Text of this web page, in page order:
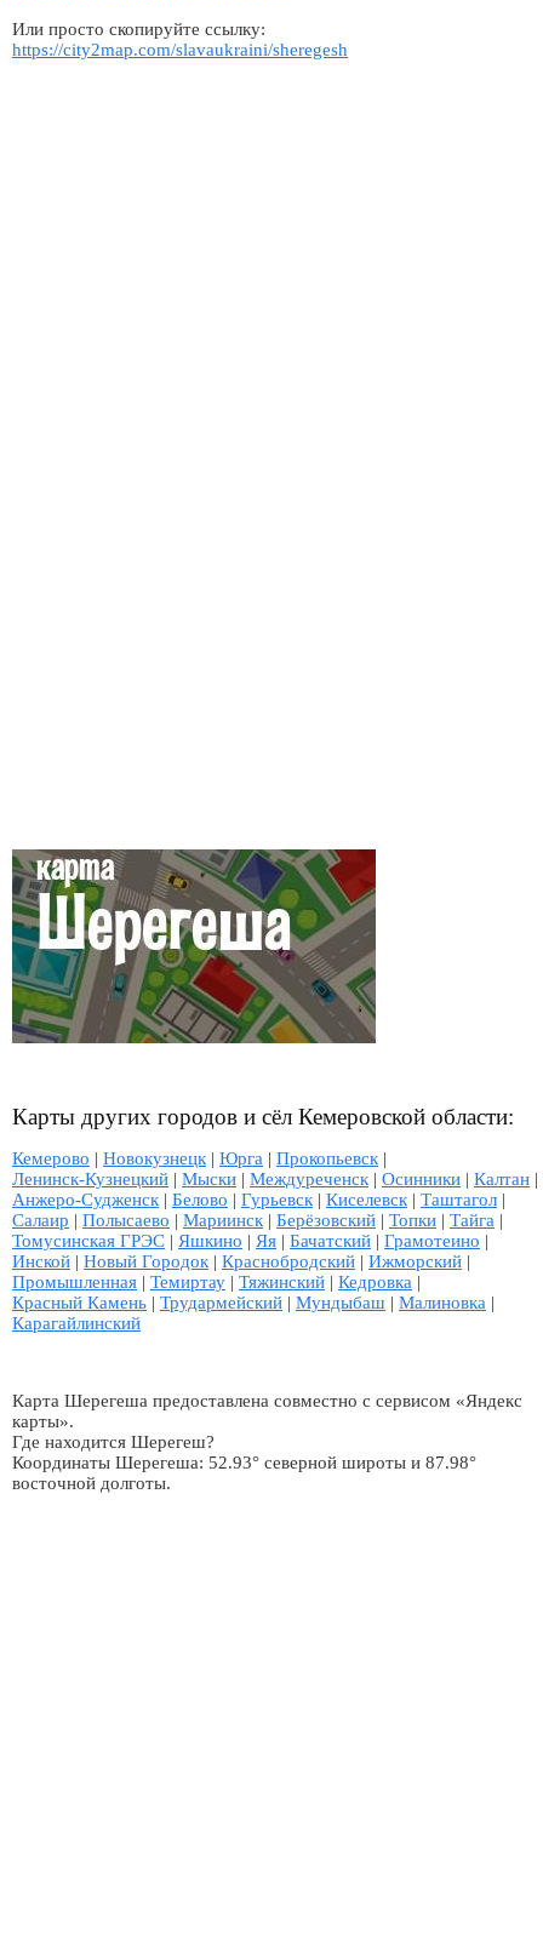
Или просто скопируйте ссылку:
https://city2map.com/slavaukraini/sheregesh
Карты других городов и сёл Кемеровской области:
Кемерово | Новокузнецк| Юрга | Прокопьевск|
Ленинск-Кузнецкий | Мыски | Междуреченск| Осинники | Калтан |
Анжеро-Судженск| Белово | Гурьевск| Киселевск| Таштагол |
Салаир | Полысаево | Мариинск| Берёзовский | Топки | Тайга |
Томусинская ГРЭС | Яшкино | Яя | Бачатский | Грамотеино |
Инской | Новый Городок| Краснобродский | Ижморский |
Промышленная | Темиртау | Тяжинский | Кедровка |
Красный Камень | Трудармейский | Мундыбаш | Малиновка |
Карагайлинский
Карта Шерегеша предоставлена совместно с сервисом «Яндекс
карты».
Где находится Шерегеш?
Координаты Шерегеша: 52.93° северной широты и 87.98°
восточной долготы.